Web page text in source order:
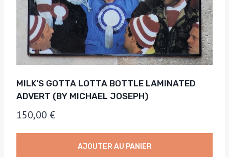
MILK’S GOTTA LOTTA BOTTLE LAMINATED
ADVERT (BY MICHAEL JOSEPH)
150,00 €
AJOUTER AU PANIER